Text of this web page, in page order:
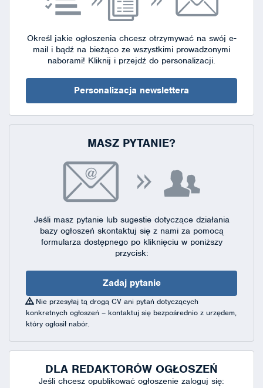
Określ jakie ogłoszenia chcesz otrzymywać na swój e-
mail i bądź na bieżąco ze wszystkimi prowadzonymi
naborami! Kliknij i przejdź do personalizacji.
Personalizacja newslettera
MASZ PYTANIE?
Jeśli masz pytanie lub sugestie dotyczące działania
bazy ogłoszeń skontaktuj się z nami za pomocą
formularza dostępnegopo kliknięciu w poniższy
przycisk:
Zadaj pytanie
Nie przesyłaj tą drogą CV ani pytań dotyczących
konkretnych ogłoszeń – kontaktuj się bezpośrednio z urzędem,
który ogłosił nabór.
DLA REDAKTORÓW OGŁOSZEŃ
Jeśli chcesz opublikować ogłoszenie zaloguj się: